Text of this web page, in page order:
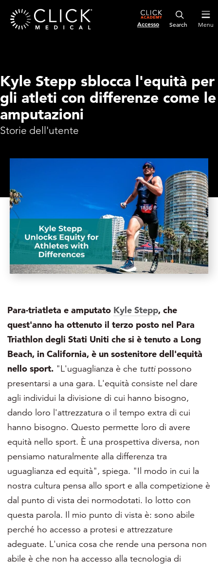
Accesso Menu
Kyle Stepp sblocca l'equità per
gli atleti con differenze come le
amputazioni
Storie dell'utente
Para-triatleta e amputato Kyle Stepp, che
quest'anno ha ottenuto il terzo posto nel Para
Triathlon degli Stati Uniti che si è tenuto a Long
Beach, in California, è un sostenitore dell'equità
nello sport. "L'uguaglianza è che tutti possono
presentarsi a una gara. L'equità consiste nel dare
agli individui la divisione di cui hanno bisogno,
dando loro l'attrezzatura o il tempo extra di cui
hanno bisogno. Questo permette loro di avere
equità nello sport. È una prospettiva diversa, non
pensiamo naturalmente alla differenza tra
uguaglianza ed equità", spiega. "Il modo in cui la
nostra cultura pensa allo sport e alla competizione è
dal punto di vista dei normodotati. Io lotto con
questa parola. Il mio punto di vista è: sono abile
perché ho accesso a protesi e attrezzature
adeguate. L'unica cosa che rende una persona non
abile è che non ha accesso alla tecnologia di